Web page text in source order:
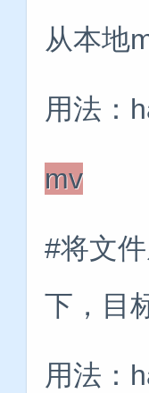
从本地
用法：
mv
#将文
下，目
用法：